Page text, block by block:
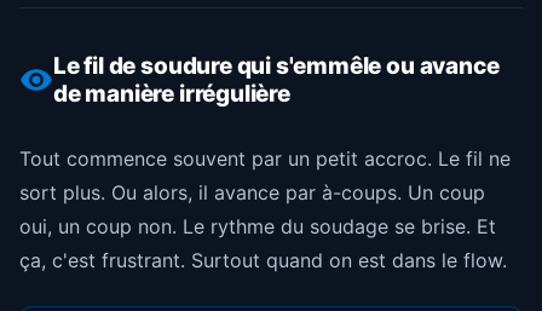
Le fil de soudure qui s'emmêle ou avance
de manière irrégulière
Tout commence souvent par un petit accroc. Le fil ne
sort plus. Ou alors, il avance par à-coups. Un coup
oui, un coup non. Le rythme du soudage se brise. Et
ça, c'est frustrant. Surtout quand on est dans le flow.